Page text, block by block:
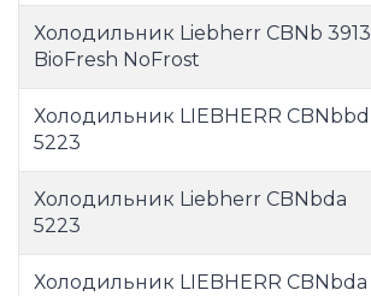
Холодильник Liebherr CBNb 3913
BioFresh NoFrost
Холодильник LIEBHERR CBNbbd
5223
Холодильник Liebherr CBNbda
5223
Холодильник LIEBHERR CBNbda